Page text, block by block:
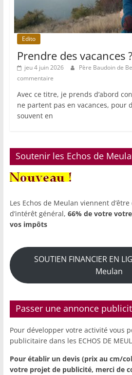
Edito
Prendre des vacances ?
jeu 4 juin 2026 Père Baudoin de
commentaire
Avec ce titre, je prends d’abord
ne partent pas en vacances, pour
souvent en
Soutenir les Echos de
Les Echos de Meulan viennent
d’intérêt général, 66% de votre
vos impôts
SOUTIEN FINANCIER EN
Meulan
Passer une annonce
Pour développer votre activité vous
publicitaire dans les ECHOS DE
Pour établir un devis (prix au cm/
votre projet de publicité, merci de